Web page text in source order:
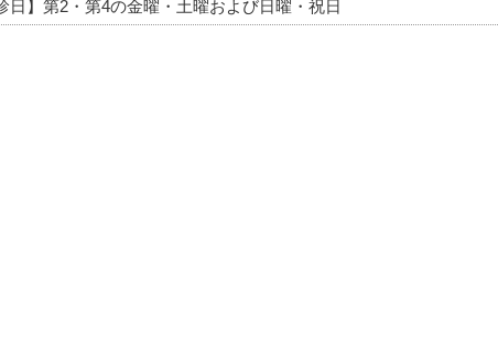
日】第2・第4の金曜・土曜および日曜・祝日